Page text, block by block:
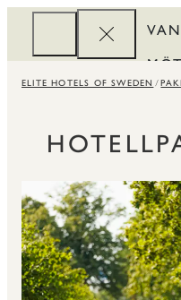
ELITE HOTELS OF SWEDEN